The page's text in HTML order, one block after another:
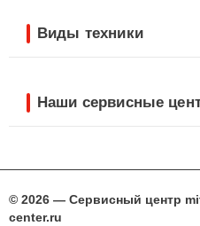
Виды техники
Наши сервисные
© 2026 — Сервисный центр
center.ru